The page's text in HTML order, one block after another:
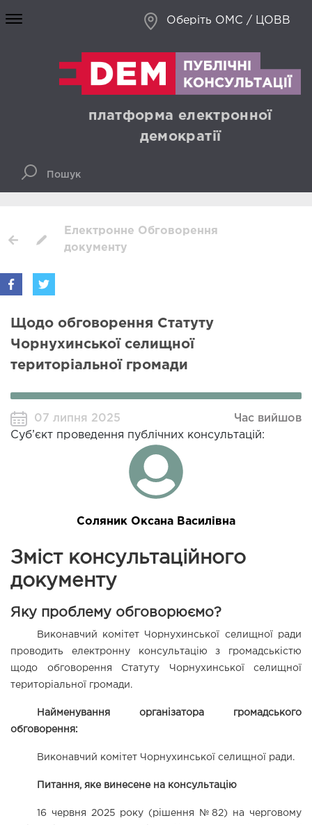
Оберіть ОМС / ЦОВВ
платформа електронної
демократії
Електронне Обговорення
документу
Щодо обговорення Статуту
Чорнухинської селищної
територіальної громади
07 липня 2025
Час вийшов
Суб’єкт проведення публічних консультацій:
Соляник Оксана Василівна
Зміст консультаційного
документу
Яку проблему обговорюємо?
Виконавчий комітет Чорнухинської селищної ради
щодо обговорення Статуту
Чорнухинської селищної
територіальної громади.
Найменування організатора громадського
обговорення:
Виконавчий комітет Чорнухинської селищної ради.
Питання, яке винесене на консультацію
16 червня 2025 року (рішення №82) на черговому